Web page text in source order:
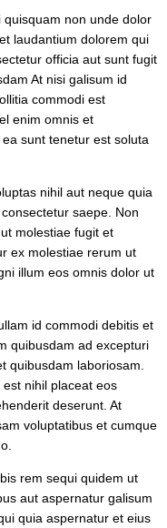
non unde dolor
laudantium dolorem qui
officia aut sunt fugit
At nisi galisum id
commodi est
enim omnis et
sunt tenetur est soluta
nihil aut neque quia
saepe. Non
molestiae fugit et
ex molestiae rerum ut
illum eos omnis dolor ut
id commodi debitis et
quibusdam ad excepturi
quibusdam laboriosam.
nihil placeat eos
deserunt. At
voluptatibus et cumque
rem sequi quidem ut
aut aspernatur galisum
quia aspernatur et eius